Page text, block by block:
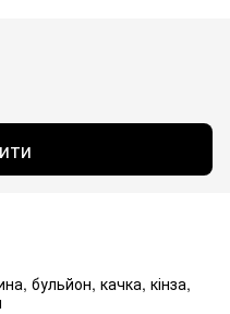
бульйон, качка, кінза,